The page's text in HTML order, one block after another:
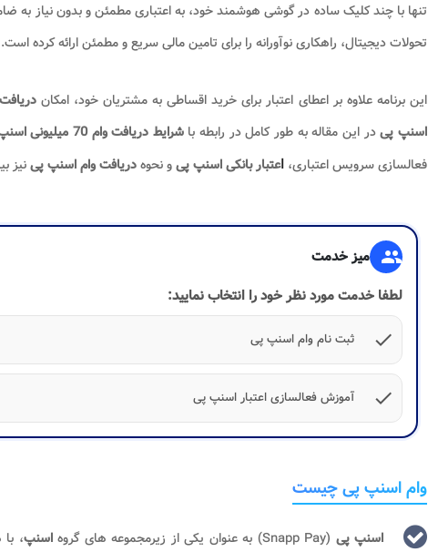
تنها با چند کلیک ساده در گوشی هوشمند خود، به اعتباری مطمئن و بدون نیاز به
تحولات دیجیتال، راهکاری نوآورانه را برای تامین مالی سریع و مطمئن ارائه کرده است.
این برنامه علاوه بر اعطای اعتبار برای خرید اقساطی به مشتریان خود، امکان
اسنپ پیدر این مقاله به طور کامل در رابطه باشرایط دریافت وام 70 میلیونی اسنپ
فعالسازی سرویس اعتباری، اعتباربانکی اسنپ پیو نحوهدریافت وام اسنپ پینیز
group میز خدمت
لطفا خدمت مورد نظر خود را انتخاب نمایید:
check
ثبت نام وام اسنپ پی
check آموزش فعالسازی اعتبار اسنپ پی
وام اسنپ پی چیست
اسنپ پی (Snapp Pay) به عنوان یکی از زیرمجموعه های گروه اسنپ،